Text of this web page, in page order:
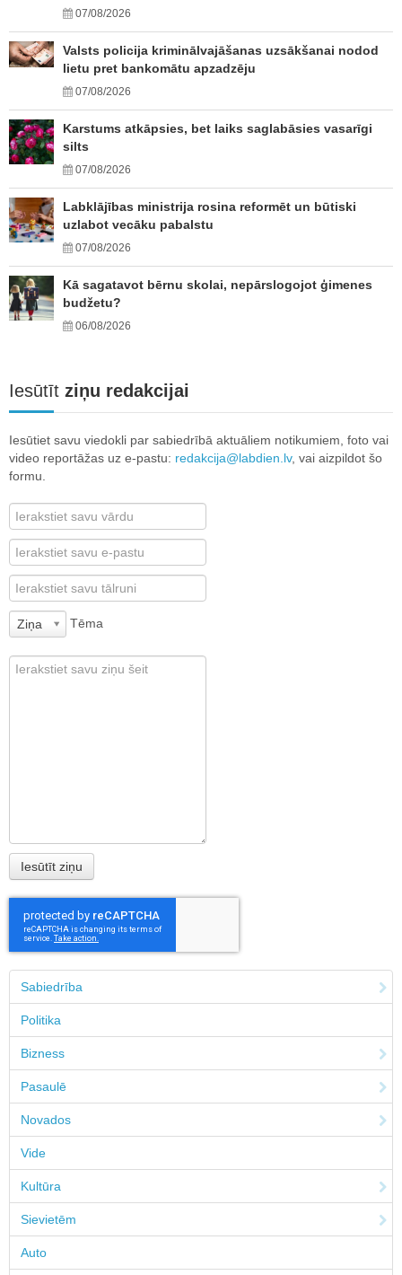
07/08/2026
Valsts policija kriminālvajāšanas uzsākšanai nodod
lietu pret bankomātu apzadzēju
07/08/2026
Karstums atkāpsies, bet laiks saglabāsies vasarīgi
silts
07/08/2026
Labklājības ministrija rosina reformēt un būtiski
uzlabot vecāku pabalstu
07/08/2026
Kā sagatavot bērnu skolai, nepārslogojot ģimenes
budžetu?
06/08/2026
Iesūtīt ziņu redakcijai
Iesūtiet savu viedokli par sabiedrībā aktuāliem notikumiem, foto vai
video reportāžas uz e-pastu: redakcija@labdien.lv, vai aizpildot šo
formu.
Ziņa Tēma
Sabiedrība
Politika
Bizness
Pasaulē
Novados
Vide
Kultūra
Sievietēm
Auto